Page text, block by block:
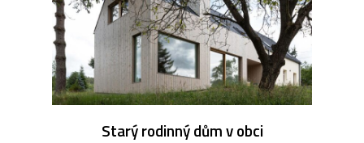
Starý rodinný dům v obci